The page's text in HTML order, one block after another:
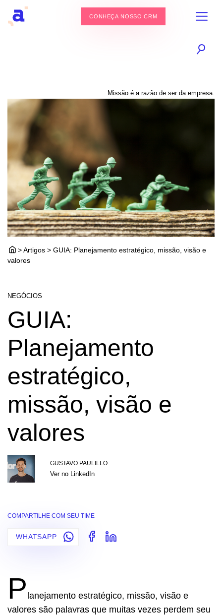
CONHEÇA NOSSO CRM
> Artigos > GUIA: Planejamento estratégico, missão, visão e
valores
NEGÓCIOS
GUIA:
Planejamento
estratégico,
missão, visão e
valores
GUSTAVO PAULILLO
Ver no LinkedIn
COMPARTILHE COM SEU TIME
WHATSAPP
Missão é a razão de ser da empresa.
P lanejamento estratégico, missão, visão e
valores são palavras que muitas vezes perdem seu